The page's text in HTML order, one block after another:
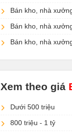
Bán kho, nhà
Bán kho, nhà
Bán kho, nhà
Xem theo giá
Dưới 500 triệu
800 triệu - 1 tỷ